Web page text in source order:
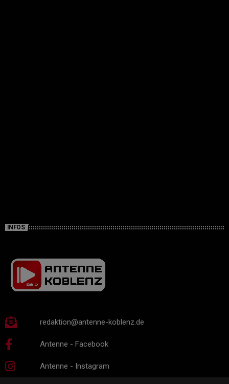
INFOS
redaktion@antenne-koblenz.de
Antenne - Facebook
Antenne - Instagram